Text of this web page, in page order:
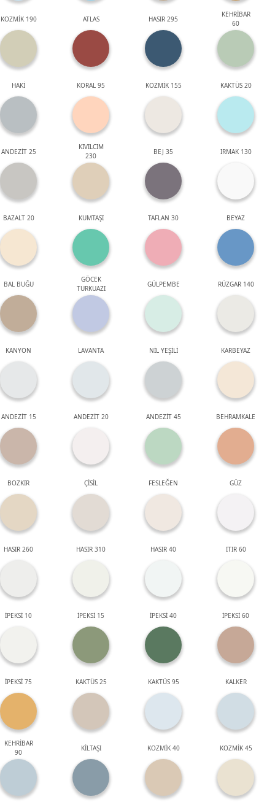
KOZMİK 190 ATLAS HASIR 295
KEHRİBAR
60
HAKİ KORAL 95 KOZMİK 155 KAKTÜS 20
ANDEZİT 25
KIVILCIM
230
BEJ 35 IRMAK 130
BAZALT 20 KUMTAŞI TAFLAN 30 BEYAZ
BAL BUĞU
GÖCEK
TURKUAZI
GÜLPEMBE RÜZGAR 140
KANYON LAVANTA NİL YEŞİLİ KARBEYAZ
ANDEZİT 15 ANDEZİT 20 ANDEZİT 45 BEHRAMKALE
BOZKIR ÇİSİL FESLEĞEN GÜZ
HASIR 260 HASIR 310 HASIR 40 ITIR 60
İPEKSİ 10 İPEKSİ 15 İPEKSİ 40 İPEKSİ 60
İPEKSİ 75 KAKTÜS 25 KAKTÜS 95 KALKER
KEHRİBAR
90
KİLTAŞI KOZMİK 40 KOZMİK 45